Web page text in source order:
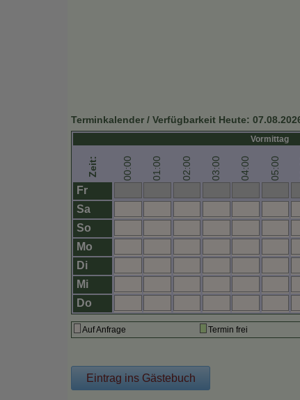
Terminkalender / Verfügbarkeit Heute:
Vormittag
Zeit: 00:00 01:00 02:00 03:00 04:00 05:00
Fr
Sa
So
Mo
Di
Mi
Do
Auf Anfrage Termin frei